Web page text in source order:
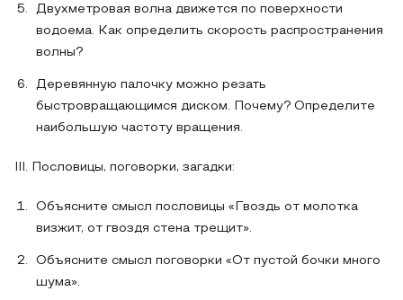
Двухметровая волна движется по поверхности
водоема. Как определить скорость распространения
волны?
Деревянную палочку можно резать
быстровращающимся диском. Почему? Определите
наибольшую частоту вращения.
III. Пословицы, поговорки, загадки:
Объясните смысл пословицы «Гвоздь от молотка
визжит, от гвоздя стена трещит».
Объясните смысл поговорки «От пустой бочки много
шума».